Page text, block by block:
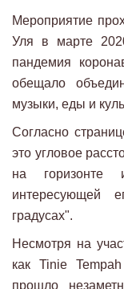
Мероприятие
Уля в марте
пандемия
обещало
музыки, еды и
Согласно
это угловое
на горизонте
интересующей
градусах".
Несмотря на
как Tinie
прошло